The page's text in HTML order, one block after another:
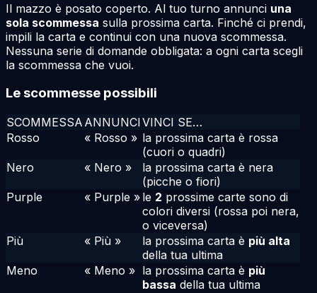
Il mazzo è posato coperto. Al tuo turno annunci una
sola scommessa sulla prossima carta. Finché ci prendi,
impili la carta e continui con una nuova scommessa.
Nessuna serie di domande obbligata: a ogni carta scegli
la scommessa che vuoi.
Le scommesse possibili
SCOMMESSA ANNUNCIVINCI SE…
Rosso
« Rosso » la prossima carta è rossa
(cuori o quadri)
Nero
« Nero »
la prossima carta è nera
(picche o fiori)
Purple
« Purple » le 2 prossime carte sono di
colori diversi (rossa poi nera,
o viceversa)
Più
« Più » la prossima carta è più alta
della tua ultima
Meno
« Meno » la prossima carta è più
bassa della tua ultima